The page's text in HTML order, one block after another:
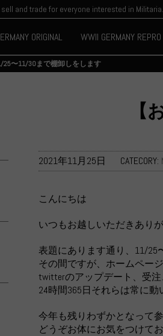
and trade for everyone interested in
ORIGINAL WWII GERMANY REPRO
25〜11/30まで棚卸しをします
【
2021年11月25日 CATECORY:
こんにちは
いつもお越しいただきあり
表題にあります通り、11/25
その間ですが、ホームペー
twitterのアップデート、受
24時間365日それらは常に
今年も残りわずかとなって参
どうぞお体にお気をつけて